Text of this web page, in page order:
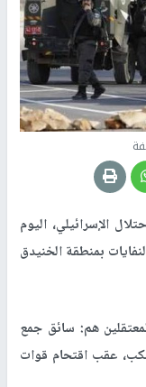
الإسرائيلي، اليوم
بمنطقة الخنيدق
هم: سائق جمع
عقب اقتحام قوات